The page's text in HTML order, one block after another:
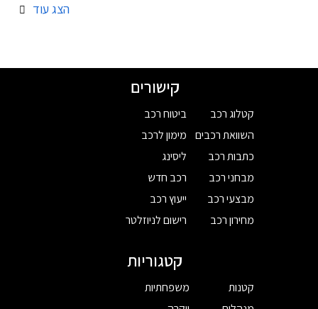
הצג עוד
קישורים
קטלוג רכב
השוואת רכבים
כתבות רכב
מבחני רכב
מבצעי רכב
מחירון רכב
ביטוח רכב
מימון לרכב
ליסינג
רכב חדש
ייעוץ רכב
רישום לניוזלטר
קטגוריות
קטנות
משפחתיות